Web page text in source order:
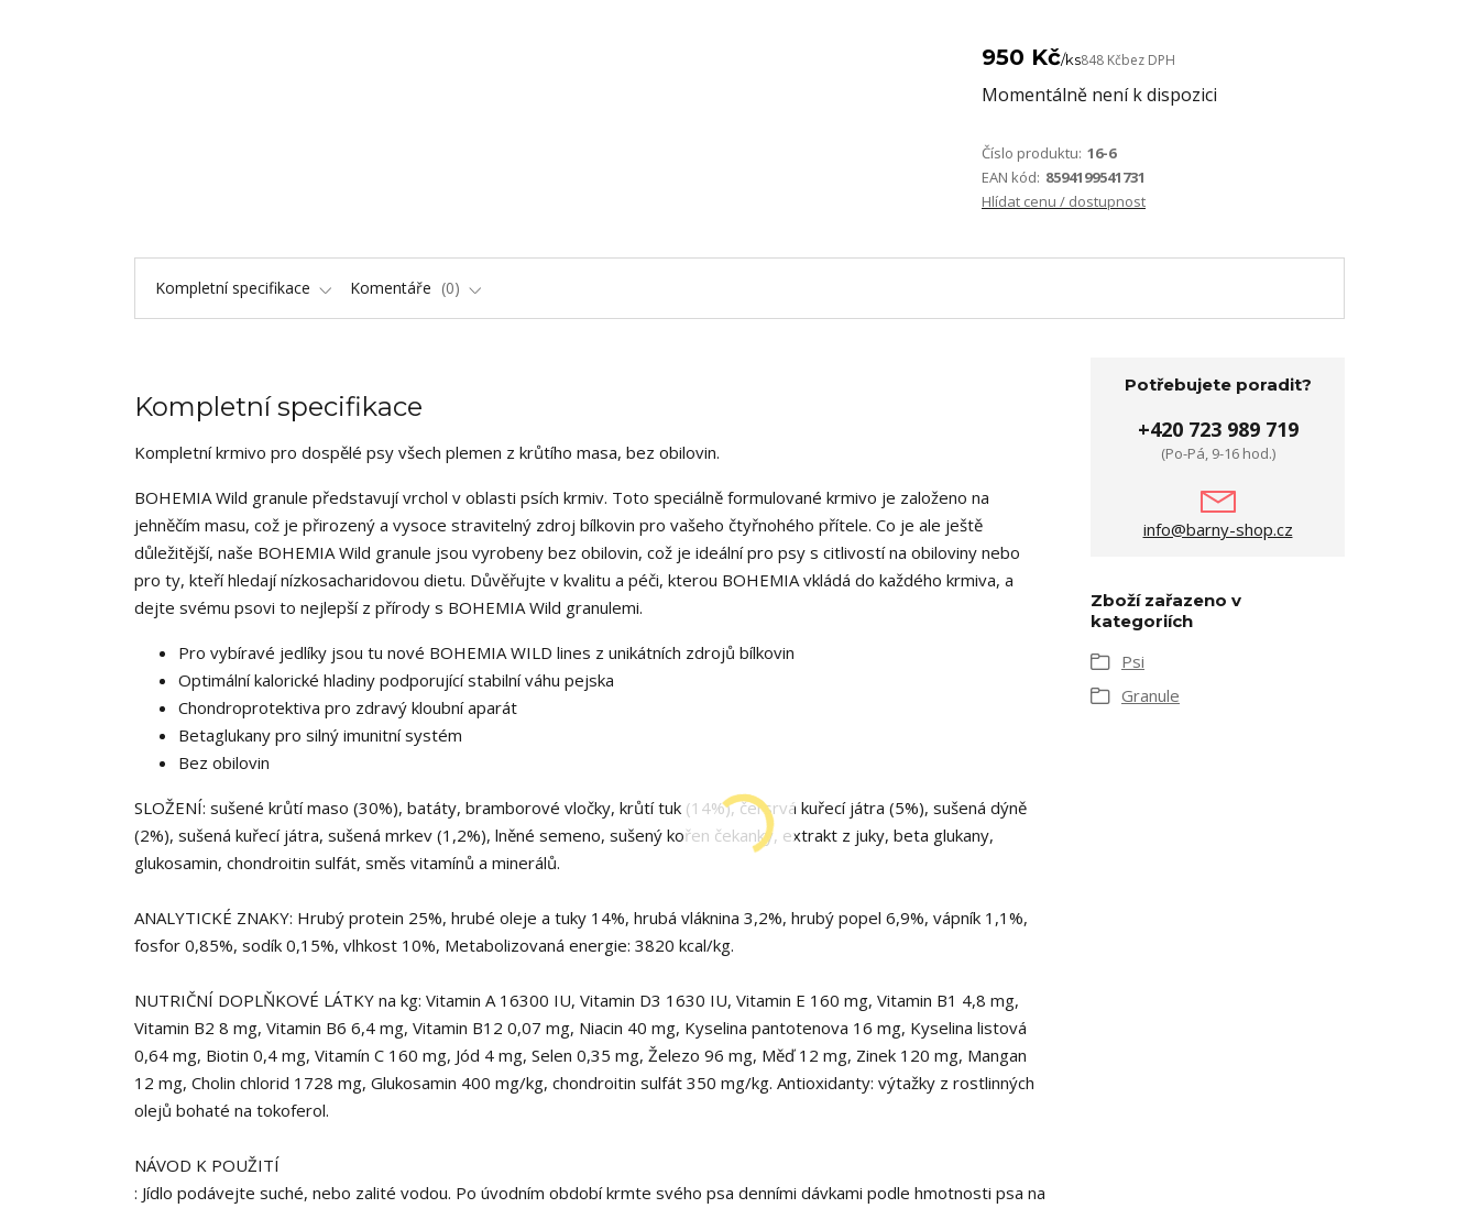
950 Kč/ks848 Kčbez DPH
Momentálně není k dispozici
Číslo produktu: 16-6
EAN kód: 8594199541731
Hlídat cenu / dostupnost
Kompletní specifikace Komentáře 0
Kompletní specifikace
Kompletní krmivo pro dospělé psy všech plemen z krůtího masa, bez obilovin.
BOHEMIA Wild granule představují vrchol v oblasti psích krmiv. Toto speciálně formulované krmivo je založeno na
jehněčím masu, což je přirozený a vysoce stravitelný zdroj bílkovin pro vašeho čtyřnohého přítele. Co je ale ještě
důležitější, naše BOHEMIA Wild granule jsou vyrobeny bez obilovin, což je ideální pro psy s citlivostí na obiloviny nebo
pro ty, kteří hledají nízkosacharidovou dietu. Důvěřujte v kvalitu a péči, kterou BOHEMIA vkládá do každého krmiva, a
dejte svému psovi to nejlepší z přírody s BOHEMIA Wild granulemi.
Pro vybíravé jedlíky jsou tu nové BOHEMIA WILD lines z unikátních zdrojů bílkovin
Optimální kalorické hladiny podporující stabilní váhu pejska
Chondroprotektiva pro zdravý kloubní aparát
Betaglukany pro silný imunitní systém
Bez obilovin
SLOŽENÍ: sušené krůtí maso (30%), batáty, bramborové vločky, krůtí tuk (14%), čersrvá kuřecí játra (5%), sušená dýně
(2%), sušená kuřecí játra, sušená mrkev (1,2%), lněné semeno, sušený kořen čekanky, extrakt z juky, beta glukany,
glukosamin, chondroitin sulfát, směs vitamínů a minerálů.
ANALYTICKÉ ZNAKY: Hrubý protein 25%, hrubé oleje a tuky 14%, hrubá vláknina 3,2%, hrubý popel 6,9%, vápník 1,1%,
fosfor 0,85%, sodík 0,15%, vlhkost 10%, Metabolizovaná energie: 3820 kcal/kg.
NUTRIČNÍ DOPLŇKOVÉ LÁTKY na kg: Vitamin A 16300 IU, Vitamin D3 1630 IU, Vitamin E 160 mg, Vitamin B1 4,8 mg,
Vitamin B2 8 mg, Vitamin B6 6,4 mg, Vitamin B12 0,07 mg, Niacin 40 mg, Kyselina pantotenova 16 mg, Kyselina listová
0,64 mg, Biotin 0,4 mg, Vitamín C 160 mg, Jód 4 mg, Selen 0,35 mg, Železo 96 mg, Měď 12 mg, Zinek 120 mg, Mangan
12 mg, Cholin chlorid 1728 mg, Glukosamin 400 mg/kg, chondroitin sulfát 350 mg/kg. Antioxidanty: výtažky z rostlinných
olejů bohaté na tokoferol.
NÁVOD K POUŽITÍ
: Jídlo podávejte suché, nebo zalité vodou. Po úvodním období krmte svého psa denními dávkami podle hmotnosti psa na
Potřebujete poradit?
+420 723 989 719
(Po-Pá, 9-16 hod.)
info@barny-shop.cz
Zboží zařazeno v
kategoriích
Psi
Granule